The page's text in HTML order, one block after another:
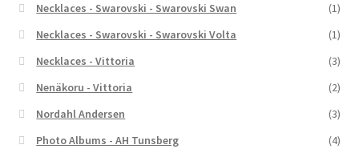
Necklaces - Swarovski - Swarovski Swan
(1)
Necklaces - Swarovski - Swarovski Volta
(1)
Necklaces - Vittoria
(3)
Nenäkoru - Vittoria
(2)
Nordahl Andersen
(3)
Photo Albums - AH Tunsberg
(4)